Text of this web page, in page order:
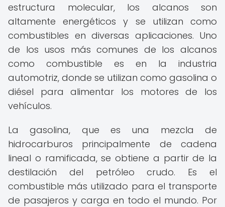
estructura molecular, los alcanos son
altamente energéticos y se utilizan como
combustibles en diversas aplicaciones. Uno
de los usos más comunes de los alcanos
como combustible es en la industria
automotriz, donde se utilizan como gasolina o
diésel para alimentar los motores de los
vehículos.
La gasolina, que es una mezcla de
hidrocarburos principalmente de cadena
lineal o ramificada, se obtiene a partir de la
destilación del petróleo crudo. Es el
combustible más utilizado para el transporte
de pasajeros y carga en todo el mundo. Por